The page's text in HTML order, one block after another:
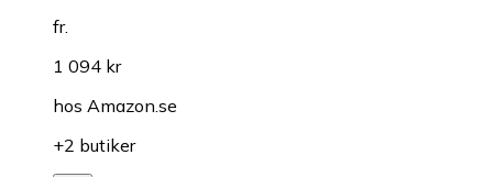
fr.
1 094 kr
hos Amazon.se
+2 butiker